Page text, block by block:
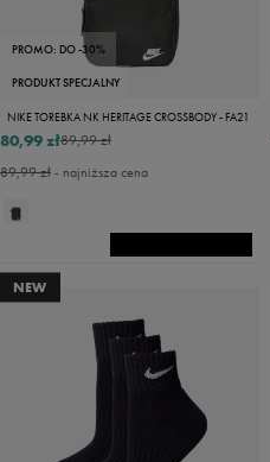
PROMO: DO -30%
PRODUKT SPECJALNY
NIKE TOREBKA NK HERITAGE CROSSBODY - FA21
89,99 zł
80,99 zł
89,99 zł- najniższa cena
NEW